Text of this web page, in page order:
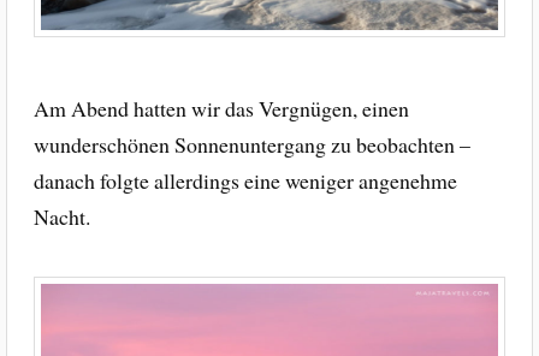
Am Abend hatten wir das Vergnügen, einen
wunderschönen Sonnenuntergang zu beobachten –
danach folgte allerdings eine weniger angenehme
Nacht.